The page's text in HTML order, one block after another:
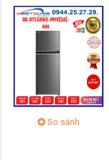
So sánh